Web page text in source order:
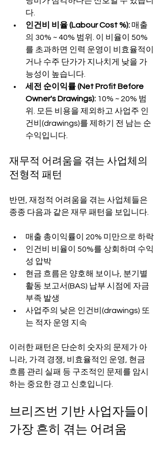
다.
인건비 비율 (Labour Cost %): 매출
의 30% ~ 40% 범위. 이 비율이 50%
를 초과하면 인력 운영이 비효율적이
거나 수주 단가가 지나치게 낮을 가
능성이 높습니다.
세전 순이익률 (Net Profit Before
Owner's Drawings): 10% ~ 20% 범
위. 모든 비용을 제외하고 사업주 인
건비(drawings)를 제하기 전 남는 순
수익입니다.
재무적 어려움을 겪는 사업체의
전형적 패턴
반면, 재정적 어려움을 겪는 사업체들은
종종 다음과 같은 재무 패턴을 보입니다.
매출 총이익률이 20% 미만으로 하락
인건비 비율이 50%를 상회하며 수익
성 압박
현금 흐름은 양호해 보이나, 분기별
활동 보고서(BAS) 납부 시점에 자금
부족 발생
사업주의 낮은 인건비(drawings) 또
는 적자 운영 지속
이러한 패턴은 단순히 숫자의 문제가 아
니라, 가격 경쟁, 비효율적인 운영, 현금
흐름 관리 실패 등 구조적인 문제를 암시
하는 중요한 경고 신호입니다.
브리즈번 기반 사업자들이
가장 흔히 겪는 어려움